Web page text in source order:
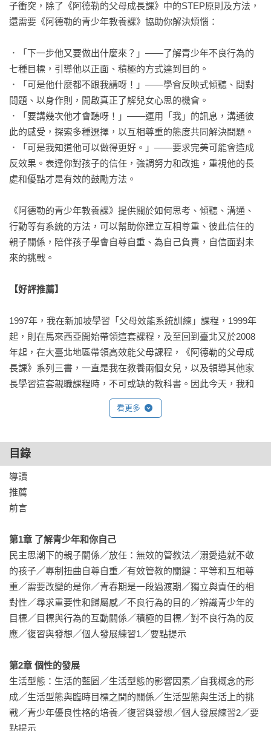
子衝突，除了《阿德勒的父母成長課》中的STEP原則及方法，
還需要《阿德勒的青少年教養課》協助你解決煩惱：
．「下一步他又要做出什麼來？」——了解青少年不良行為的
七種目標，引導他以正面、積極的方式達到目的。
．「可是他什麼都不跟我講呀！」——學會反映式傾聽、問對
問題、以身作則，開啟真正了解兒女心思的機會。
．「要講幾次他才會聽呀！」——運用「我」的訊息，溝通彼
此的感受，探索多種選擇，以互相尊重的態度共同解決問題。
．「可是我知道他可以做得更好。」——要求完美可能會造成
反效果。表達你對孩子的信任，強調努力和改進，重視他的長
處和優點才是有效的鼓勵方法。
《阿德勒的青少年教養課》提供關於如何思考、傾聽、溝通、
行動等有系統的方法，可以幫助你建立互相尊重、彼此信任的
親子關係，陪伴孩子學會自尊自重、為自己負責，自信面對未
來的挑戰。
【好評推薦】
1997年，我在新加坡學習「父母效能系統訓練」課程，1999年
起，則在馬來西亞開始帶領這套課程，及至回到臺北又於2008
年起，在大臺北地區帶領高效能父母課程，《阿德勒的父母成
長課》系列三書，一直是我在教養兩個女兒，以及領導其他家
長學習這套親職課程時，不可或缺的教科書。因此今天，我和
兩個女兒的關係親密而良好，講座分享、課程帶領也獲得無數
家長的肯定，都應該要歸功於這套書籍，特別是，我自己所出
說，如果沒有這套書籍為我奠基、加持，我應該無法將它們完
「父母效能系統訓練」課程雖然已有四十年的歷史，然而，無
論是運用在教養以前的孩子，或是現代的孩子，都證實是切實
可行、成效驚人的教養法，所以，如果你努力學習扮演好父母
是哪裡搞錯了？我相信從這套系列書籍中，你，一定可以找出
解答，並且成為一個稱職又愉快的父母！
——李顯文（「父母效能系統訓練」資深領導員）
很多人，包括我在內，都是「開始當父母以後，才開始學習怎
麼樣去當父母」的。所以，當父母不但是人生中一個重要的考
驗，也是絕對需要「自學」的課程。幸運的是，目前市面上已
的父母。
「阿德勒學派」藉由探討兒童行為背後真正的目的，教導父母
有效的引導孩子，把錯誤目標與行為變成獨立自主、負責的表
現——以「鼓勵」代替「讚美」，以「自然而合理」的後果代
看更多
目錄
導讀
推薦
前言
第1章 了解青少年和你自己
民主思潮下的親子關係／放任：無效的管教法／溺愛造就不敬
的孩子／專制扭曲自尊自重／有效管教的關鍵：平等和互相尊
重／需要改變的是你／青春期是一段過渡期／獨立與責任的相
對性／尋求重要性和歸屬感／不良行為的目的／辨識青少年的
目標／目標與行為的互動關係／積極的目標／對不良行為的反
應／復習與發想／個人發展練習1／要點提示
第2章 個性的發展
生活型態：生活的藍圖／生活型態的影響因素／自我概念的形
成／生活型態與臨時目標之間的關係／生活型態與生活上的挑
戰／青少年優良性格的培養／復習與發想／個人發展練習2／要
點提示